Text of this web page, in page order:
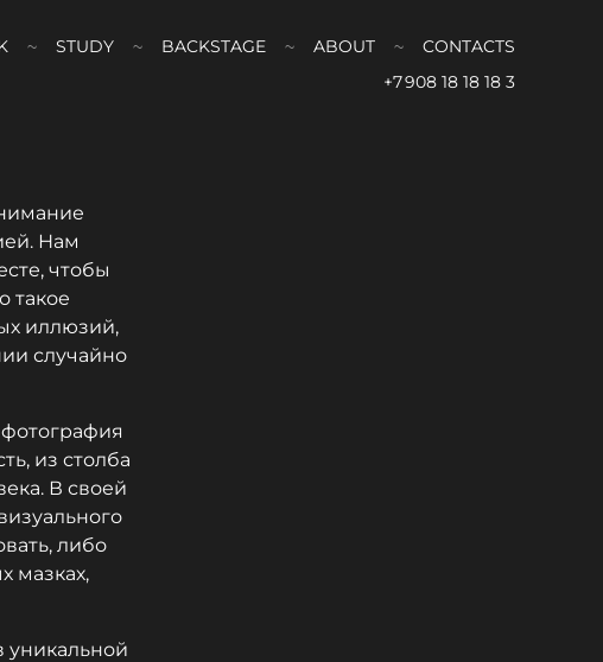
STUDY BACKSTAGE ABOUT
CONTACTS
+7 908 18 18 18 3
Нам
чтобы
такое
иллюзий,
случайно
из столба
В своей
либо
мазках,
уникальной